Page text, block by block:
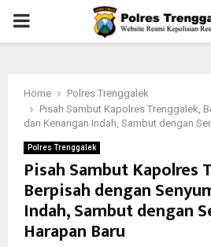
PRIMARY
Home
Polres Trenggalek
Pisah Sambut Kapolres Trenggalek,
dan Kenangan Indah, Sambut dengan
Polres Trenggalek
Pisah Sambut Kapolres
Berpisah dengan
Indah, Sambut dengan
Harapan Baru